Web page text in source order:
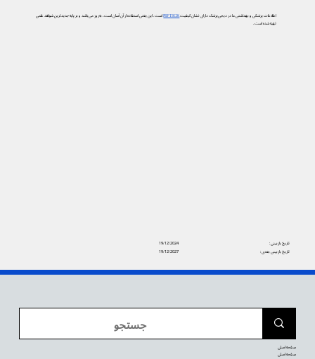
اطلاعات پزشکی و بهداشتی ما در دیجی‌پزشک دارای نشان کیفیتPIF TICKاست. این یعنی استفاده از آن آسان است، به‌روز می‌باشد و بر پایه جدیدترین شواهد علمی
تهیه شده است.
19/12/2024
تاریخ بازبینی:
19/12/2027
تاریخ بازبینی بعدی:
صفحه اصلی
صفحه اصلی